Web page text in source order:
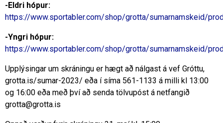
-Eldri hópur:
https://www.sportabler.com/shop/grotta/sumarnamskeid/
-Yngri hópur:
https://www.sportabler.com/shop/grotta/sumarnamskeid/
Upplýsingar um skráningu er hægt að nálgast á vef Gróttu,
grotta.is/sumar-2023/ eða í síma 561-1133 á milli kl 13:00
og 16:00 eða með því að senda tölvupóst á netfangið
grotta@grotta.is